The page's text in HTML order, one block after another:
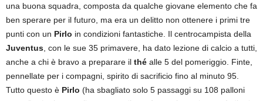
una buona squadra, composta da qualche giovane elemento che fa
ben sperare per il futuro, ma era un delitto non ottenere i primi tre
punti con un Pirlo in condizioni fantastiche. Il centrocampista della
Juventus , con le sue 35 primavere, ha dato lezione di calcio a tutti,
anche a chi è bravo a preparare il thé alle 5 del pomeriggio. Finte,
pennellate per i compagni, spirito di sacrificio fino al minuto 95.
Tutto questo è Pirlo (ha sbagliato solo 5 passaggi su 108 palloni